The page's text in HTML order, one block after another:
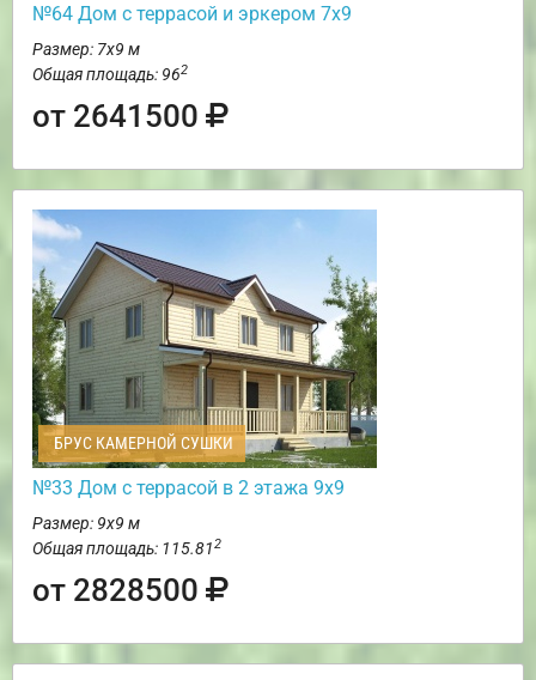
№64 Дом с террасой и эркером 7х9
Размер: 7х9 м
Общая площадь: 962
от 2641500
БРУС КАМЕРНОЙ СУШКИ
№33 Дом с террасой в 2 этажа 9х9
Размер: 9х9 м
Общая площадь: 115.812
от 2828500